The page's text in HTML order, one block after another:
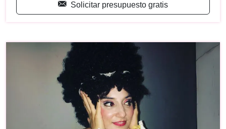
Solicitar presupuesto gratis